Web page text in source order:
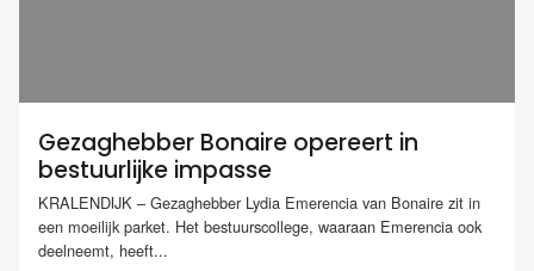
Gezaghebber Bonaire opereert in
bestuurlijke impasse
KRALENDIJK – Gezaghebber Lydia Emerencia van Bonaire zit in
een moeilijk parket. Het bestuurscollege, waaraan Emerencia ook
deelneemt, heeft...